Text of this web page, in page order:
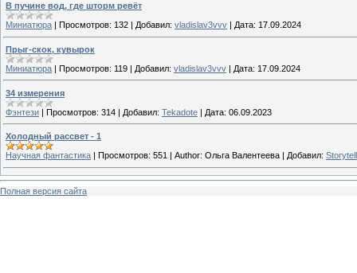
В пучине вод, где шторм ревёт
Миниатюра
Просмотров: 132 Добавил: vladislav3vvv Дата: 17.09.2024
Прыг-скок, кувырок
Миниатюра | Просмотров: 119 | Добавил: vladislav3vvv | Дата: 17.09.2024
34 измерения
Фэнтези | Просмотров: 314 | Добавил: Tekadote | Дата: 06.09.2023
Холодный рассвет - 1
Научная фантастика
Просмотров: 551 Author: Ольга Валентеева Добавил:
Полная версия сайта